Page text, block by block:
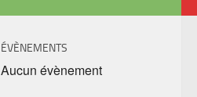
ÉVÈNEMENTS
Aucun évènement